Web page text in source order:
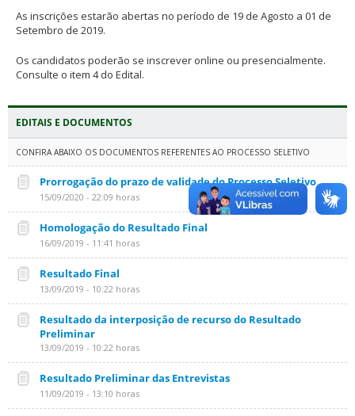
As inscrições estarão abertas no período de 19 de Agosto a 01 de
Setembro de 2019.
Os candidatos poderão se inscrever online ou presencialmente.
Consulte o item 4 do Edital.
EDITAIS E DOCUMENTOS
CONFIRA ABAIXO OS DOCUMENTOS REFERENTES AO PROCESSO SELETIVO
Prorrogação do prazo de validade do Processo Seletivo
15/09/2020 - 22:09 horas
Homologação do Resultado Final
16/09/2019 - 11:41 horas
Resultado Final
13/09/2019 - 10:22 horas
Resultado da interposição de recurso do Resultado
Preliminar
13/09/2019 - 10:22 horas
Resultado Preliminar das Entrevistas
11/09/2019 - 13:10 horas